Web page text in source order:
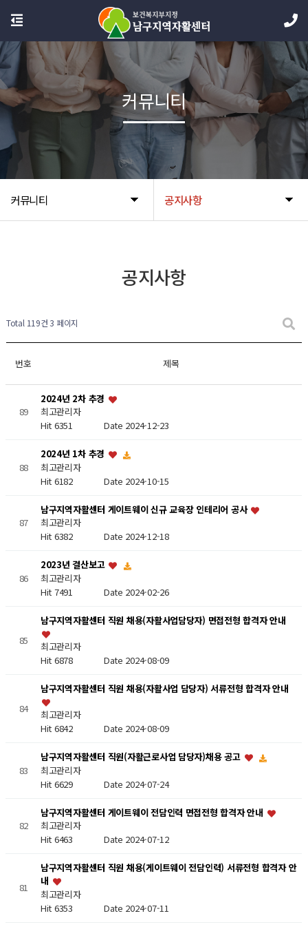
커뮤니티 공지사항
커뮤니티
공지사항
Total 119건 3 페이지
번호 제목
89
2024년 2차 추경
최고관리자
Hit 6351 Date 2024-12-23
88
2024년 1차 추경
최고관리자
Hit 6182 Date 2024-10-15
87
남구지역자활센터 게이트웨이 신규 교육장 인테리어 공사
최고관리자
Hit 6382 Date 2024-12-18
86
2023년 결산보고
최고관리자
Hit 7491 Date 2024-02-26
85
남구지역자활센터 직원 채용(자활사업담당자) 면접전형 합격자 안내
최고관리자
Hit 6878 Date 2024-08-09
84
남구지역자활센터 직원 채용(자활사업 담당자) 서류전형 합격자 안내
최고관리자
Hit 6842 Date 2024-08-09
83
남구지역자활센터 직원(자활근로사업 담당자)채용 공고
최고관리자
Hit 6629 Date 2024-07-24
82
남구지역자활센터 게이트웨이 전담인력 면접전형 합격자 안내
최고관리자
Hit 6463 Date 2024-07-12
81
남구지역자활센터 직원 채용(게이트웨이 전담인력) 서류전형 합격자 안
내
최고관리자
Hit 6353 Date 2024-07-11